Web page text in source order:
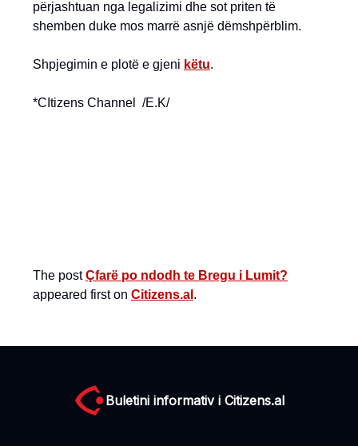
përjashtuan nga legalizimi dhe sot priten të
shemben duke mos marrë asnjë dëmshpërblim.
Shpjegimin e plotë e gjeni këtu.
*CItizens Channel /E.K/
The postÇfarë po ndodh te Bregu i Lumit?
appeared first on Citizens.al .
Buletini informativ i Citizens.al